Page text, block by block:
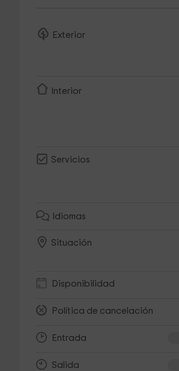
Exterior
Interior
Servicios
Idiomas
Situación
Disponibilidad
Política de cancelación
Entrada
Salida